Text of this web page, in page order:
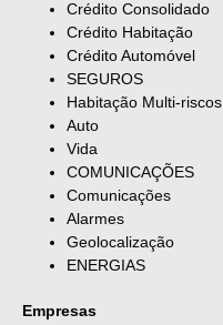
Crédito Consolidado
Crédito Habitação
Crédito Automóvel
SEGUROS
Habitação Multi-riscos
Auto
Vida
COMUNICAÇÕES
Comunicações
Alarmes
Geolocalização
ENERGIAS
Empresas